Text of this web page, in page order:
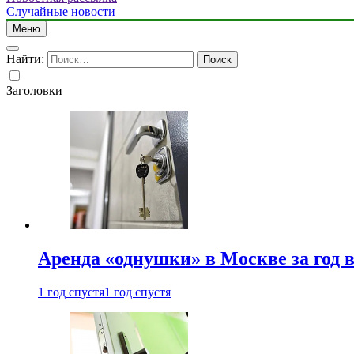
Случайные новости
Меню
Найти:
Заголовки
Аренда «однушки» в Москве за год
1 год спустя1 год спустя